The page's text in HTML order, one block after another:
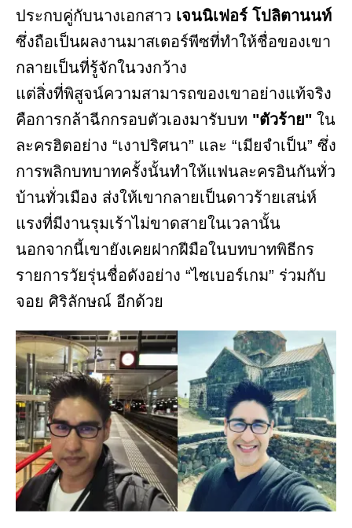
ประกบคู่กับนางเอกสาว เจนนิเฟอร์ โปลิตานนท์
ซึ่งถือเป็นผลงานมาสเตอร์พีซที่ทำให้ชื่อของเขา
กลายเป็นที่รู้จักในวงกว้าง
แต่สิ่งที่พิสูจน์ความสามารถของเขาอย่างแท้จริง
คือการกล้าฉีกกรอบตัวเองมารับบท "ตัวร้าย" ใน
ละครฮิตอย่าง “เงาปริศนา” และ “เมียจำเป็น” ซึ่ง
การพลิกบทบาทครั้งนั้นทำให้แฟนละครอินกันทั่ว
บ้านทั่วเมือง ส่งให้เขากลายเป็นดาวร้ายเสน่ห์
แรงที่มีงานรุมเร้าไม่ขาดสายในเวลานั้น
นอกจากนี้เขายังเคยฝากฝีมือในบทบาทพิธีกร
รายการวัยรุ่นชื่อดังอย่าง “ไซเบอร์เกม” ร่วมกับ
จอย ศิริลักษณ์ อีกด้วย